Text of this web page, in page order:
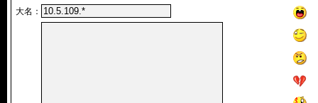
大名：